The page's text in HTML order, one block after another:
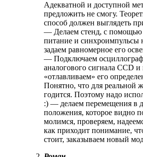
Адекватной и доступной
предложить не смогу.
способ должен выглядеть
— Делаем стенд, с помощью
питание и синхроимпульсы
задаем равномерное его
— Подключаем
аналогового сигнала CCD
«отлавливаем» его
Понятно, что для реальной
годится. Поэтому надо
:) — делаем перемещения в
положения, которое видно
молимся, проверяем,
как приходит понимание,
стоит, заказываем новый